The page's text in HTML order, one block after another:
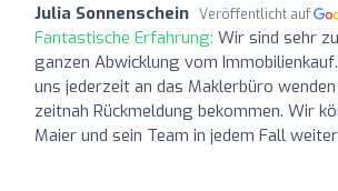
Julia Sonnenschein Veröffentlicht auf
Fantastische Erfahrung: Wir sind sehr
ganzen Abwicklung vom
uns jederzeit an das Maklerbüro wenden
zeitnah Rückmeldung bekommen. Wir
Maier und sein Team in jedem Fall